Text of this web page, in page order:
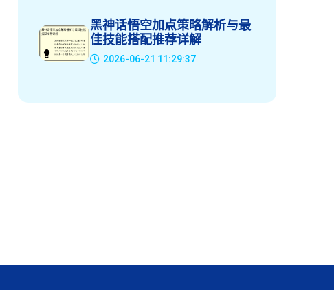
黑神话悟空加点策略解析与最
佳技能搭配推荐详解
2026-06-21 11:29:37